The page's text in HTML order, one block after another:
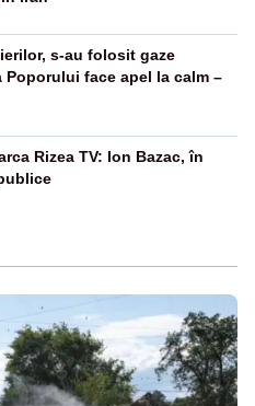
s-au folosit gaze
Poporului face apel la calm –
Rizea TV: Ion Bazac, în